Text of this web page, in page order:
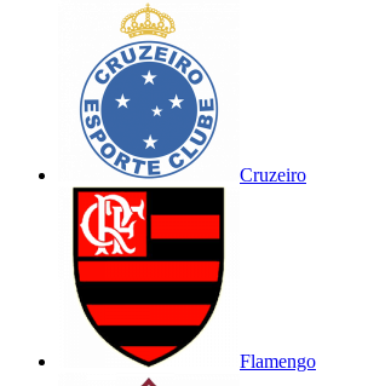
Cruzeiro
Flamengo